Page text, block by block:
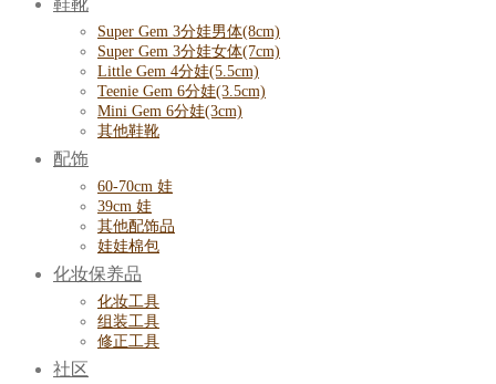
鞋靴
Super Gem 3分娃男体(8cm)
Super Gem 3分娃女体(7cm)
Little Gem 4分娃(5.5cm)
Teenie Gem 6分娃(3.5cm)
Mini Gem 6分娃(3cm)
其他鞋靴
配饰
60-70cm 娃
39cm 娃
其他配饰品
娃娃棉包
化妆保养品
化妆工具
组装工具
修正工具
社区